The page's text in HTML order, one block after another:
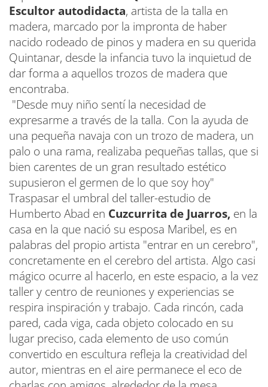
Escultor autodidacta, artista de la talla en
madera, marcado por la impronta de haber
nacido rodeado de pinos y madera en su querida
Quintanar, desde la infancia tuvo la inquietud de
dar forma a aquellos trozos de madera que
encontraba.
"Desde muy niño sentí la necesidad de
expresarme a través de la talla. Con la ayuda de
una pequeña navaja con un trozo de madera, un
palo o una rama, realizaba pequeñas tallas, que si
bien carentes de un gran resultado estético
supusieron el germen de lo que soy hoy"
Traspasar el umbral del taller-estudio de
Humberto Abad en Cuzcurrita de Juarros, en la
casa en la que nació su esposa Maribel, es en
palabras del propio artista "entrar en un cerebro",
concretamente en el cerebro del artista. Algo casi
mágico ocurre al hacerlo, en este espacio, a la vez
taller y centro de reuniones y experiencias se
respira inspiración y trabajo. Cada rincón, cada
pared, cada viga, cada objeto colocado en su
lugar preciso, cada elemento de uso común
convertido en escultura refleja la creatividad del
autor, mientras en el aire permanece el eco de